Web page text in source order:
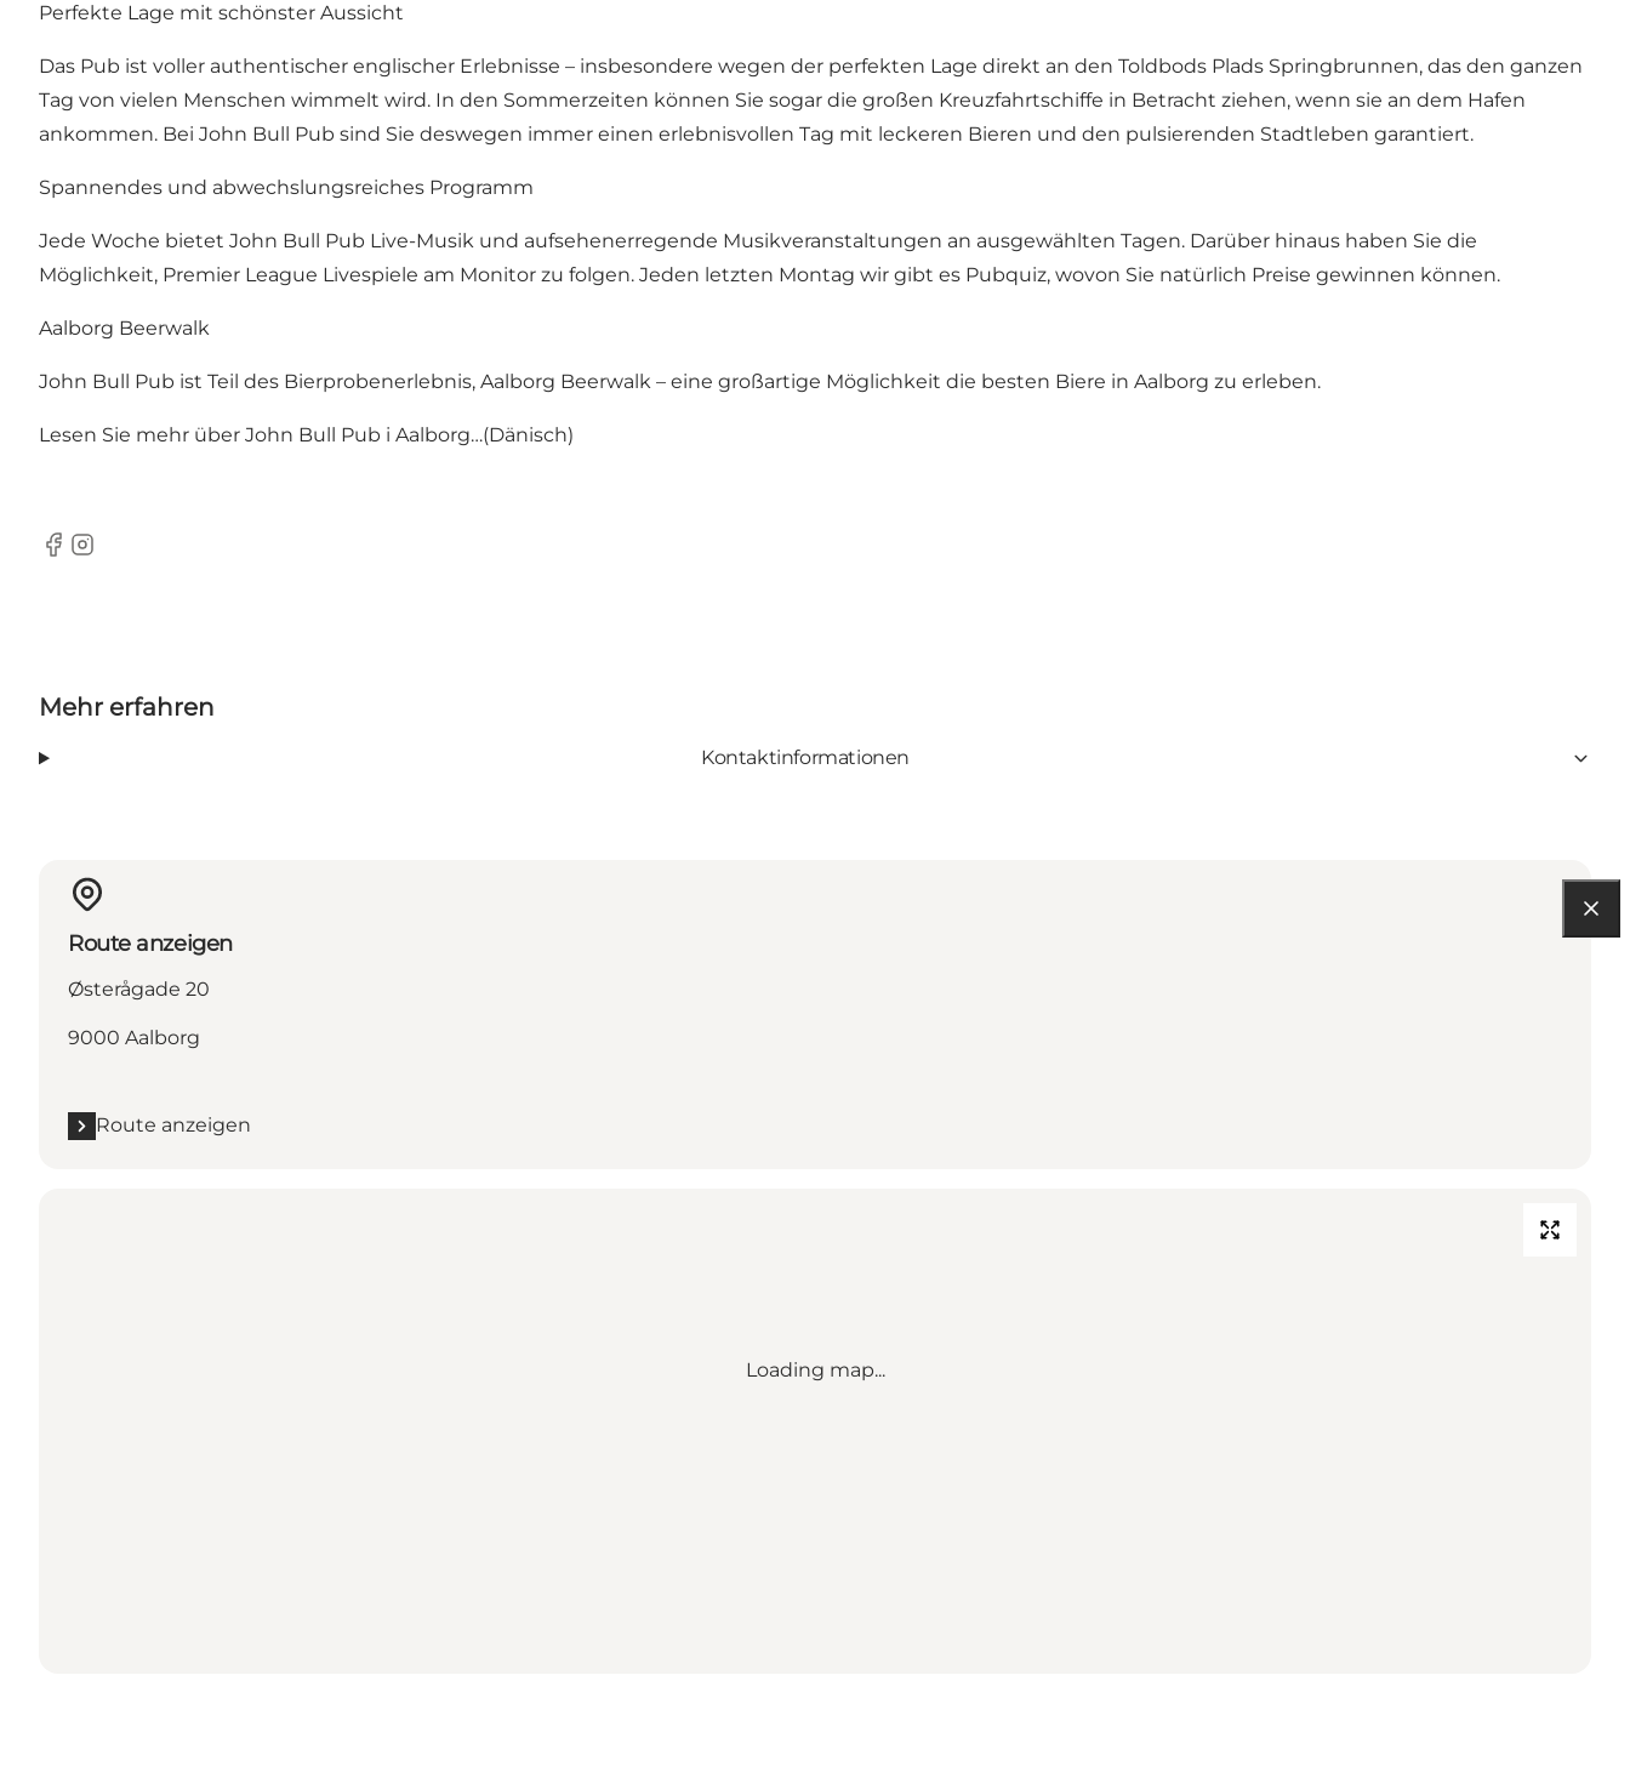
Perfekte Lage mit schönster Aussicht
Das Pub ist voller authentischer englischer Erlebnisse – insbesondere wegen der perfekten Lage direkt an den Toldbods Plads Springbrunnen, das den ganzen
Tag von vielen Menschen wimmelt wird. In den Sommerzeiten können Sie sogar die großen Kreuzfahrtschiffe in Betracht ziehen, wenn sie an dem Hafen
ankommen. Bei John Bull Pub sind Sie deswegen immer einen erlebnisvollen Tag mit leckeren Bieren und den pulsierenden Stadtleben garantiert.
Spannendes und abwechslungsreiches Programm
Jede Woche bietet John Bull Pub Live-Musik und aufsehenerregende Musikveranstaltungen an ausgewählten Tagen. Darüber hinaus haben Sie die
Möglichkeit, Premier League Livespiele am Monitor zu folgen. Jeden letzten Montag wir gibt es Pubquiz, wovon Sie natürlich Preise gewinnen können.
Aalborg Beerwalk
John Bull Pub ist Teil des Bierprobenerlebnis, Aalborg Beerwalk – eine großartige Möglichkeit die besten Biere in Aalborg zu erleben.
Lesen Sie mehr über John Bull Pub i Aalborg…(Dänisch)
Facebook
Instagram
Mehr erfahren
Kontaktinformationen
Route anzeigen
Østerågade 20
9000 Aalborg
Route anzeigen
Loading map...